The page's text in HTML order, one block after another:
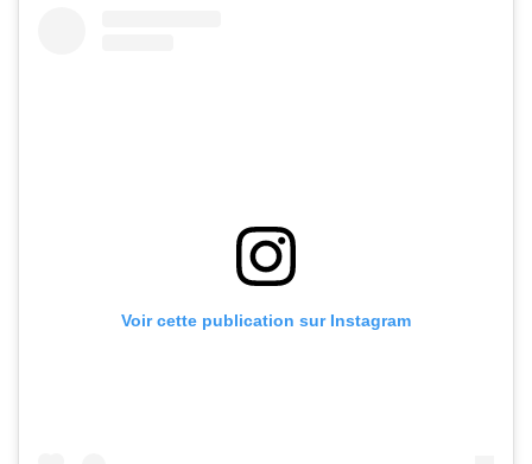
Voir cette publication sur Instagram